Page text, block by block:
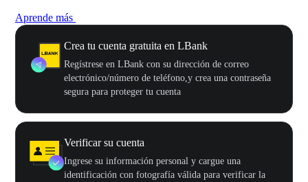
Aprende más
Crea tu cuenta gratuita en LBank
Regístrese en LBank con su dirección de correo
electrónico/número de teléfono,y crea una contraseña
segura para proteger tu cuenta
Verificar su cuenta
Ingrese su información personal y cargue una
identificación con fotografía válida para verificar la